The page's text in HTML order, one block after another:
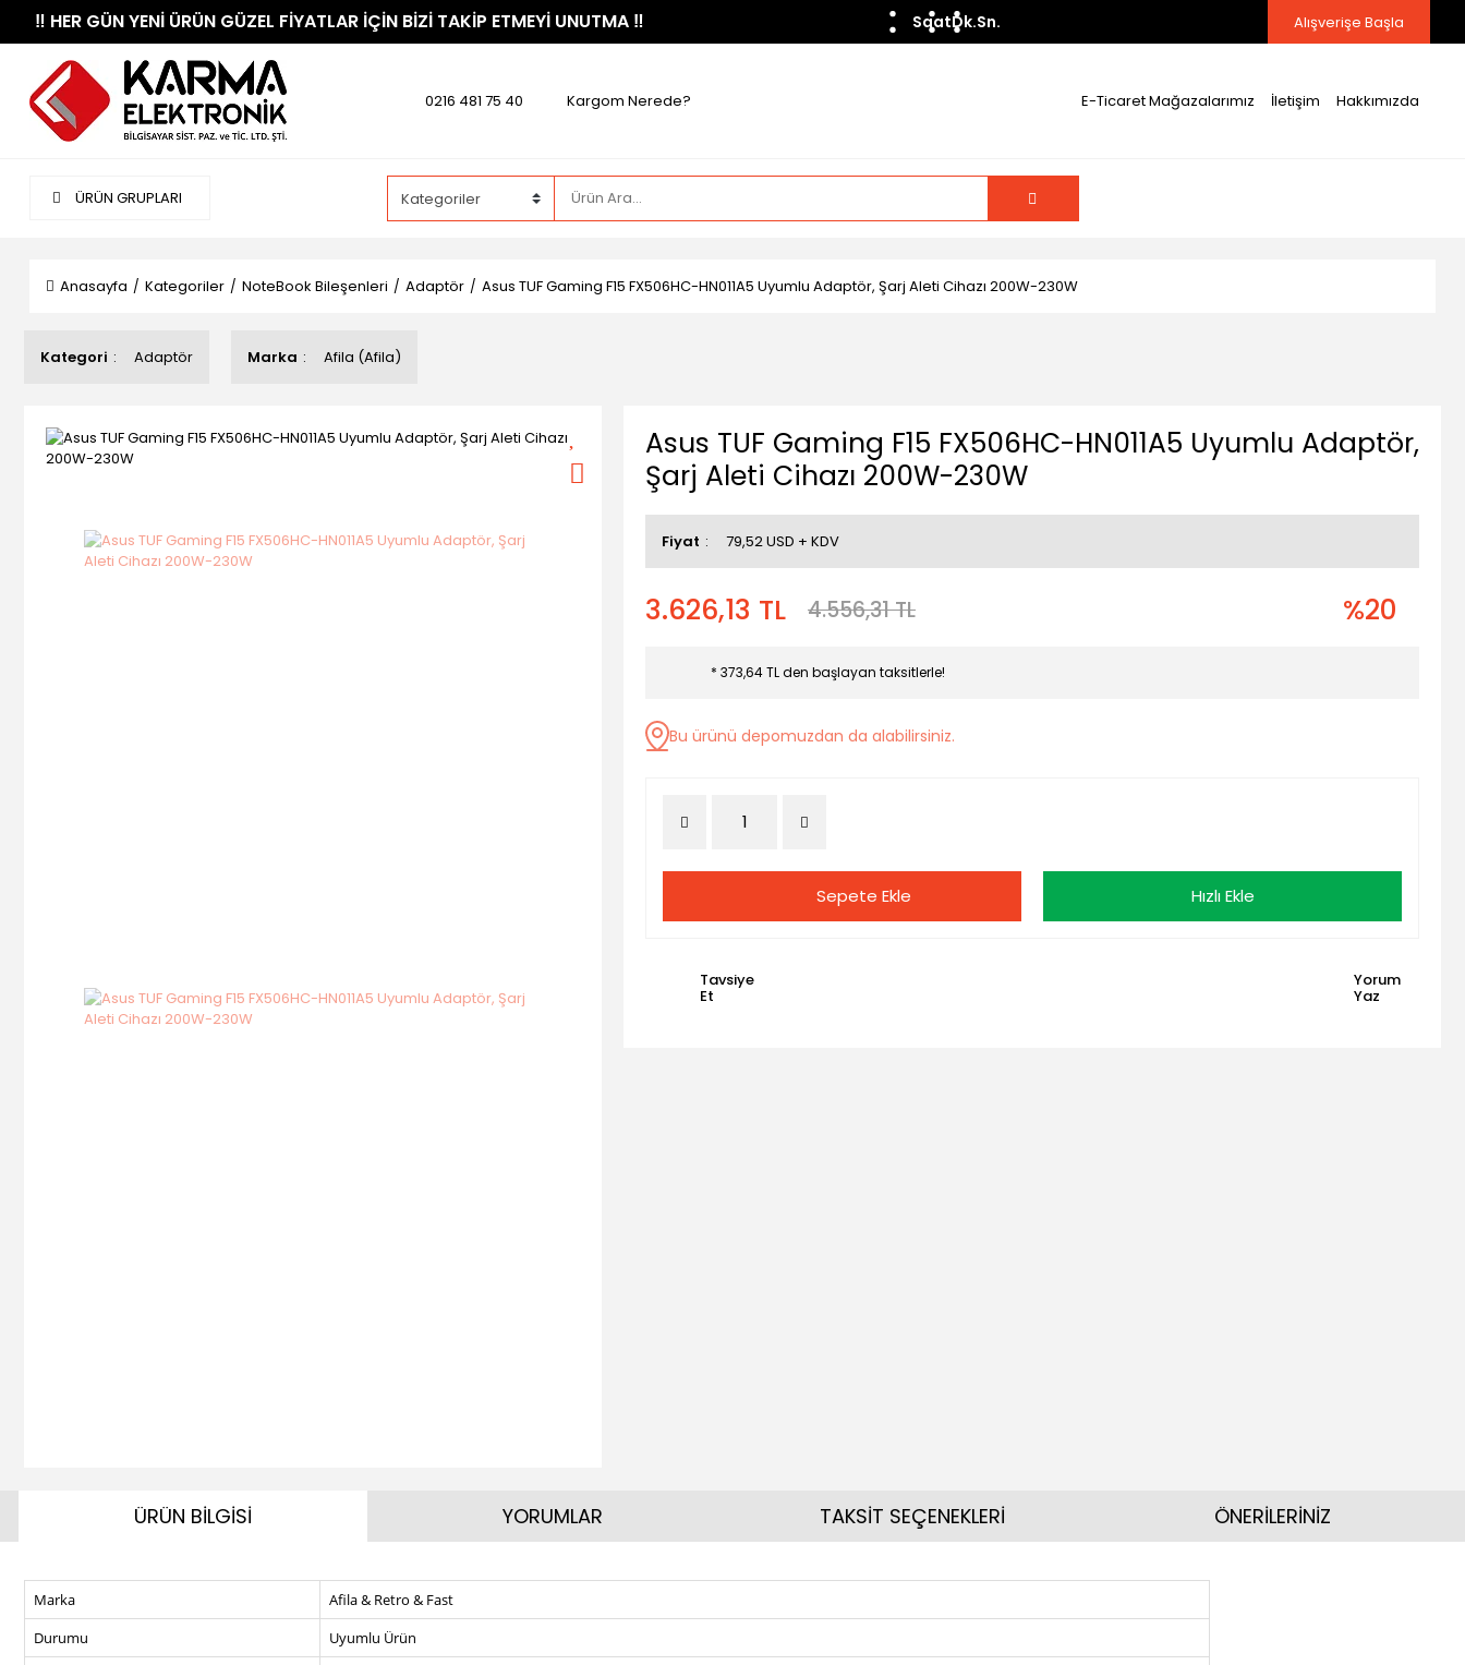
​‼️​ HER GÜN YENİ ÜRÜN GÜZEL FİYATLAR İÇİN BİZİ TAKİP ETMEYİ UNUTMA ​‼️​ SaatDk.Sn. Alışverişe Başla
0216 481 75 40 Kargom Nerede? E-Ticaret Mağazalarımız İletişim Hakkımızda
ÜRÜN GRUPLARI
Anasayfa Kategoriler NoteBook Bileşenleri Adaptör Asus TUF Gaming F15 FX506HC-HN011A5 Uyumlu Adaptör, Şarj Aleti Cihazı 200W-230W
Kategori Adaptör Marka Afila (Afila)
Asus TUF Gaming F15 FX506HC-HN011A5 Uyumlu Adaptör,
Şarj Aleti Cihazı 200W-230W
Fiyat 79,52 USD + KDV
3.626,13 TL 4.556,31 TL %20
* 373,64 TL den başlayan taksitlerle!
Bu ürünü depomuzdan da alabilirsiniz.
Sepete Ekle Hızlı Ekle
Tavsiye
Et
Yorum
Yaz
ÜRÜN BİLGİSİ
Marka
Afila & Retro & Fast
Durumu
Uyumlu Ürün
YORUMLAR TAKSİT SEÇENEKLERİ ÖNERİLERİNİZ